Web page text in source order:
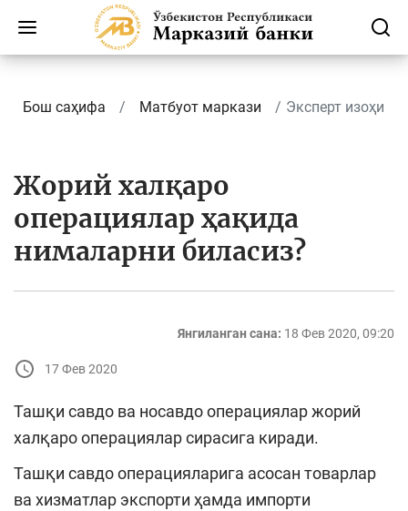
Бош саҳифа Матбуот маркази Эксперт изоҳи
Жорий халқаро
операциялар ҳақида
нималарни биласиз?
Янгиланган сана: 18 Фев 2020, 09:20
17 Фев 2020
Ташқи савдо ва носавдо операциялар жорий
халқаро операциялар сирасига киради.
Ташқи савдо операцияларига асосан товарлар
ва хизматлар экспорти ҳамда импорти